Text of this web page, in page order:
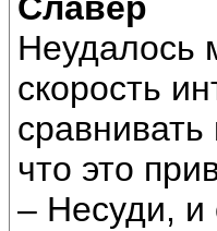
Славер
Неудалось
скорость
что это
– Несуди,